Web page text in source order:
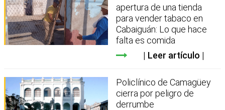
apertura de una tienda
para vender tabaco en
Cabaiguán: Lo que hace
falta es comida
Leer artículo
Policlínico de Camagüey
cierra por peligro de
derrumbe